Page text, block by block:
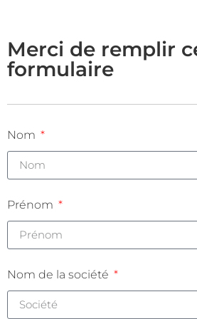
Merci de remplir
formulaire
Nom
Prénom
Nom de la société